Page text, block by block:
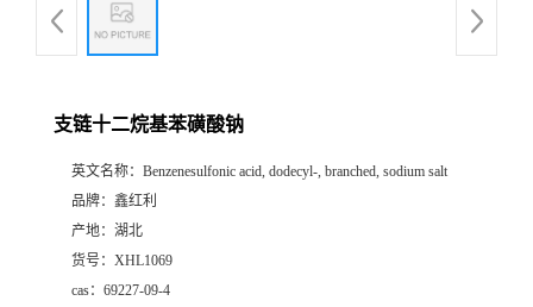
支链十二烷基苯磺酸钠
英文名称： Benzenesulfonic acid, dodecyl-, branched, sodium salt
品牌： 鑫红利
产地： 湖北
货号： XHL1069
cas： 69227-09-4